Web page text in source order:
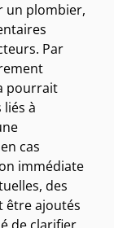
un plombier,
Par
pourrait
à
cas
immédiate
des
être ajoutés